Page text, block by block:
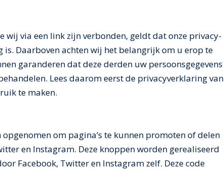
wij via een link zijn verbonden, geldt dat onze privacy-
is. Daarboven achten wij het belangrijk om u erop te
garanderen dat deze derden uw persoonsgegevens
Lees daarom eerst de privacyverklaring van
te maken.
om pagina’s te kunnen promoten of delen
en Instagram. Deze knoppen worden gerealiseerd
Facebook, Twitter en Instagram zelf. Deze code